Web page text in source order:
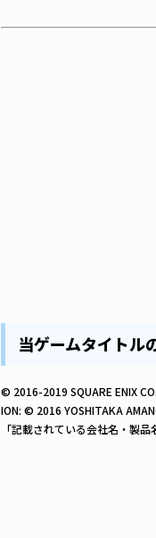
当ゲームタイトル
© 2016-2019 SQUARE ENIX
ION: © 2016 YOSHITAKA
「記載されている会社名・製